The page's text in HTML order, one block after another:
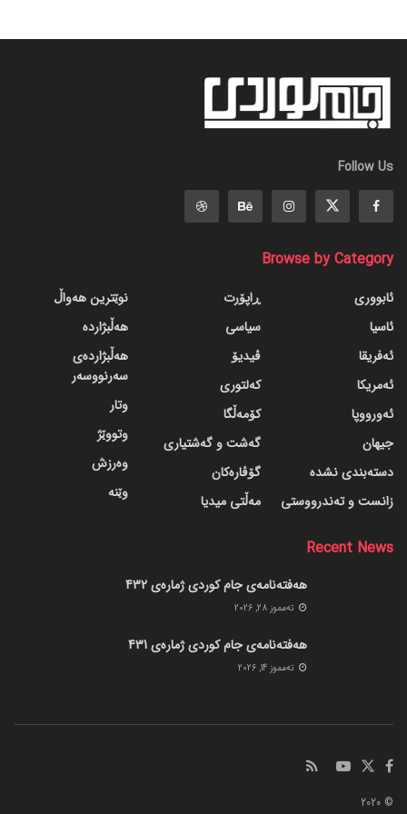
Follow Us
Browse by Category
ئابووری
ئاسیا
ئەفریقا
ئەمریکا
ئەورووپا
جیهان
دسته‌بندی نشده
زانست و تەندرووستی
ڕاپۆرت
سیاسی
ڤیدیۆ
کەلتوری
کۆمەڵگا
گه‌شت و گه‌شتیاری
گۆڤاره‌کان
مەڵتی میدیا
نوێترین هەواڵ
هەڵبژاردە
هەڵبژاردەی
سەرنووسەر
وتار
وتووێژ
وەرزش
وێنە
Recent News
هەفتەنامەی جام کوردی ژمارەی 432
ته‌مموز 28, 2026
هەفتەنامەی جام کوردی ژمارەی 431
ته‌مموز 14, 2026
© 2020